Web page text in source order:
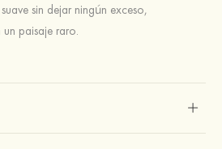
sin dejar ningún exceso,
paisaje raro.